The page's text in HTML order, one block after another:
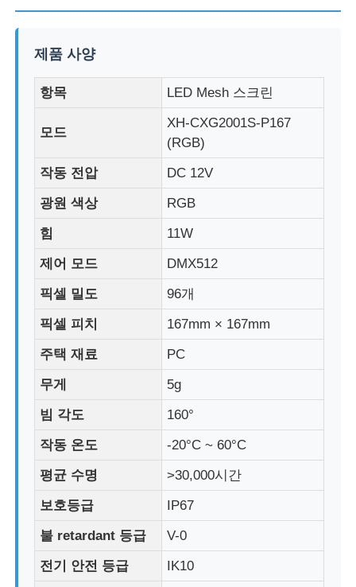
홈
회사 소개
공장 투어
문의하기
뉴스
제품 사양
항목 LED Mesh 스크린
모드
XH-CXG2001S-P167
(RGB)
작동 전압
DC 12V
광원 색상
RGB
힘
11W
제어 모드
DMX512
픽셀 밀도
96개
픽셀 피치
167mm × 167mm
주택 재료
PC
무게
5g
빔 각도
160°
작동 온도
-20°C ~ 60°C
평균 수명
>30,000시간
보호등급
IP67
불 retardant 등급
V-0
전기 안전 등급
IK10